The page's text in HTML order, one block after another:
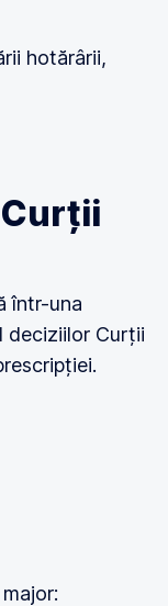
hotărârii,
într-una
deciziilor Curții